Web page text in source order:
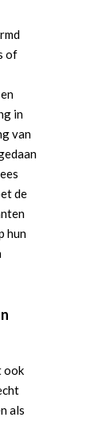
of
in
van
de
hun
ook
als